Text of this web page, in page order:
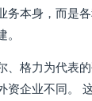
务本身，而是
、格力为代表
资企业不同。